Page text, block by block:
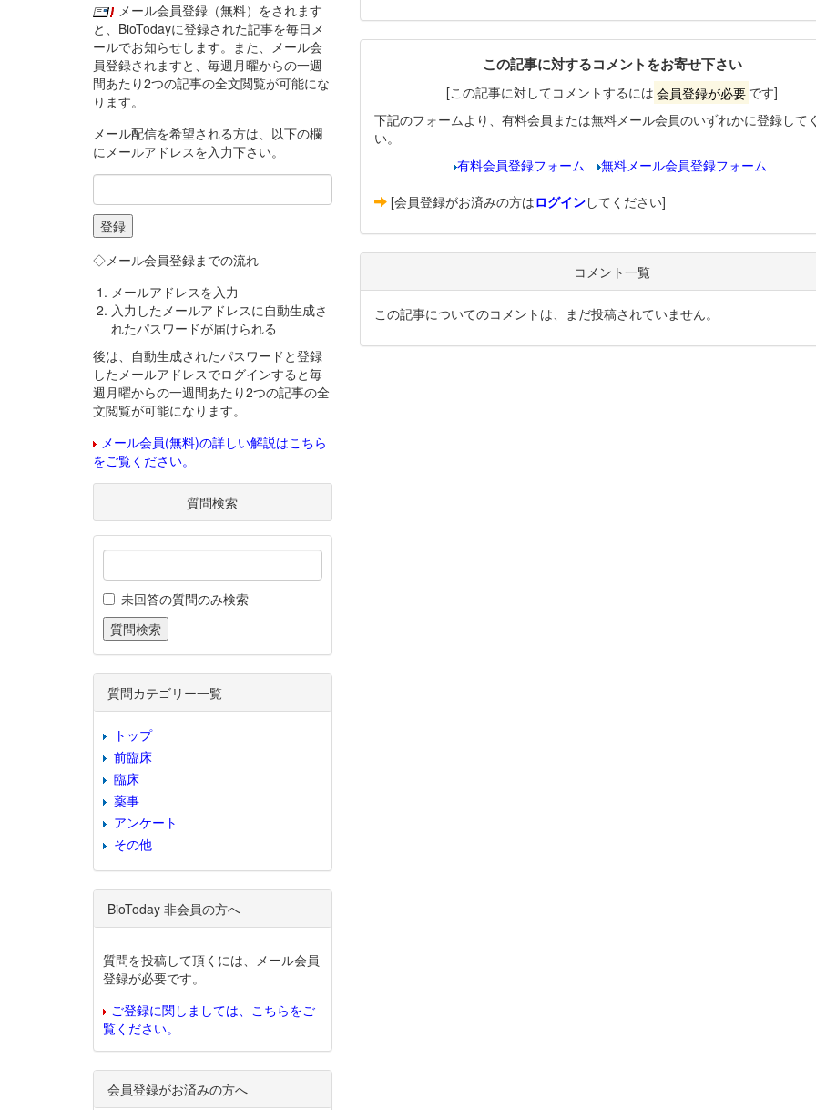
この記事に対するコメントをお寄せ下さい
[この記事に対してコメントするには 会員登録が必要 です]
下記のフォームより、有料会員または無料メール会員のいずれかに登録して
い。
有料会員登録フォーム
無料メール会員登録フォーム
[会員登録がお済みの方はログインしてください]
コメント一覧
この記事についてのコメントは、まだ投稿されていません。
メール会員登録（無料）をされます
と、BioTodayに登録された記事を毎日メ
ールでお知らせします。また、メール会
員登録されますと、毎週月曜からの一週
間あたり2つの記事の全文閲覧が可能にな
ります。
メール配信を希望される方は、以下の欄
にメールアドレスを入力下さい。
◇メール会員登録までの流れ
メールアドレスを入力
入力したメールアドレスに自動生成さ
れたパスワードが届けられる
後は、自動生成されたパスワードと登録
したメールアドレスでログインすると毎
週月曜からの一週間あたり2つの記事の全
文閲覧が可能になります。
メール会員(無料)の詳しい解説はこちら
をご覧ください。
質問検索
未回答の質問のみ検索
質問カテゴリー一覧
トップ
前臨床
臨床
薬事
アンケート
その他
BioToday 非会員の方へ
質問を投稿して頂くには、メール会員
登録が必要です。
ご登録に関しましては、こちらをご
覧ください。
会員登録がお済みの方へ